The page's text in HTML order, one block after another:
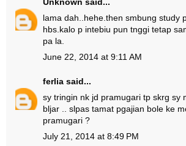
lama dah..hehe.then smbung study
hbs.kalo p intebiu pun tnggi tetap
pa la.
June 22, 2014 at 9:11 AM
ferlia said...
sy tringin nk jd pramugari tp skrg sy
bljar .. slpas tamat pgajian bole ke
pramugari ?
July 21, 2014 at 8:49 PM